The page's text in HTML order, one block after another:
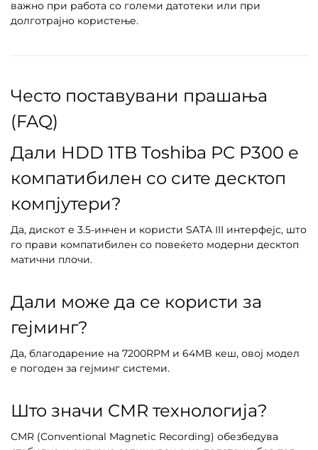
важно при работа со големи датотеки или при
долготрајно користење.
Често поставувани прашања
(FAQ)
Дали HDD 1TB Toshiba PC P300 е
компатибилен со сите десктоп
компјутери?
Да, дискот е 3.5-инчен и користи SATA III интерфејс, што
го прави компатибилен со повеќето модерни десктоп
матични плочи.
Дали може да се користи за
гејминг?
Да, благодарение на 7200RPM и 64MB кеш, овој модел
е погоден за гејминг системи.
Што значи CMR технологија?
CMR (Conventional Magnetic Recording) обезбедува